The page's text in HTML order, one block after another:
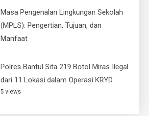
Masa Pengenalan Lingkungan Sekolah
(MPLS): Pengertian, Tujuan, dan
Manfaat
Polres Bantul Sita 219 Botol Miras Ilegal
dari 11 Lokasi dalam Operasi KRYD
5 views